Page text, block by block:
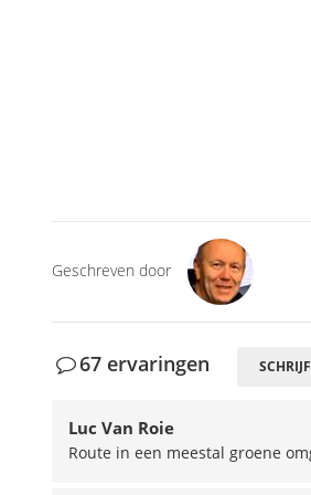
Geschreven door
67 ervaringen
Luc Van Roie
Route in een meestal groene